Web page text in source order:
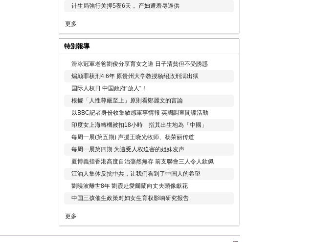
计生局強行关押5夜6天， 产妇遭羞辱逼供
更多
特別報導
滑冰冠軍老爸劉俊分享育女之道 日子清貧但不受誘惑
煽颠罪获刑4.6年 原贵州大学教授杨绍政刑满出狱
国际人权日 中国政府“放人“！
根據「人性尊嚴至上」原則看鄭麗文的言論
以BBC記者身份收集敏感軍事情報 英國調查間諜活動
印度女上海轉機被扣18小時 指其出生地為「中國」
每周一展(第五期) 声援王晓光牧师、杨荣丽传道
每周一展第四期 为遭受人权迫害的姐妹发声
夏博義指香港高度自治蕩然無存 前支聯會三人令人欽佩
江油人集体反抗中共，让我们看到了中国人的希望
劉曉波離世8年 劉霞赴愛爾蘭向丈夫頭像獻花
中国三孩催生政策对妇女生育权影响研究报告
更多